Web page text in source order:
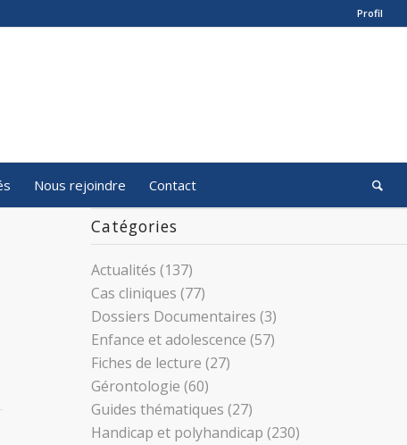
Profil
Nous rejoindre Contact
Catégories
Actualités (137)
Cas cliniques (77)
Dossiers Documentaires (3)
Enfance et adolescence (57)
Fiches de lecture (27)
Gérontologie (60)
Guides thématiques (27)
Handicap et polyhandicap (230)